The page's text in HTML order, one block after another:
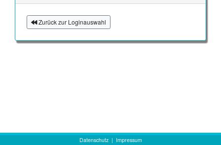
Zurück zur Loginauswahl
Datenschutz| Impressum